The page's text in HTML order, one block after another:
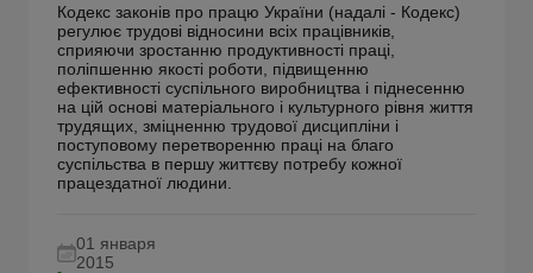
Кодекс законів про працю України (надалі - Кодекс)
регулює трудові відносини всіх працівників,
сприяючи зростанню продуктивності праці,
поліпшенню якості роботи, підвищенню
ефективності суспільного виробництва і піднесенню
на цій основі матеріального і культурного рівня життя
трудящих, зміцненню трудової дисципліни і
поступовому перетворенню праці на благо
суспільства в першу життєву потребу кожної
працездатної людини.
01 января
2015